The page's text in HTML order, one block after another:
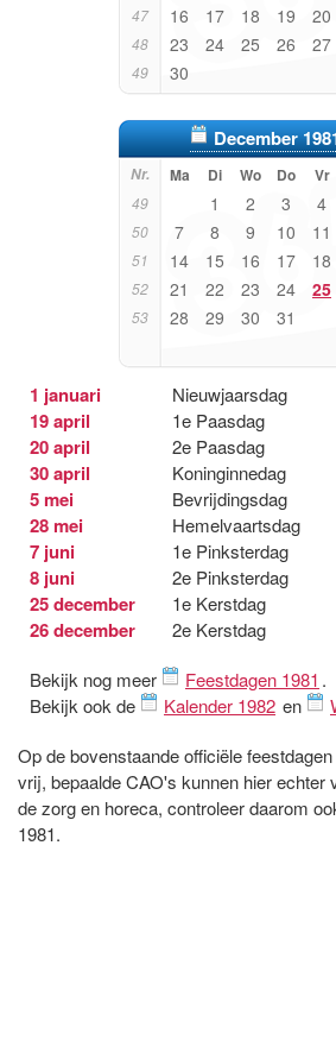
47 16 17 18 19 20
48 23 24 25 26 27
49 30
December
Nr. Ma Di Wo Do Vr
49 1 2 3 4
50 7 8 9 10 11
51 14 15 16 17 18
52 21 22 23 24 25
53 28 29 30 31
1 januari Nieuwjaarsdag
19 april 1e Paasdag
20 april 2e Paasdag
30 april Koninginnedag
5 mei Bevrijdingsdag
28 mei Hemelvaartsdag
7 juni 1e Pinksterdag
8 juni 2e Pinksterdag
25 december 1e Kerstdag
26 december
2e Kerstdag
Bekijk nog meer
Feestdagen 1981 .
Bekijk ook de
Kalender 1982 en
Op de bovenstaande officiële
vrij, bepaalde CAO's kunnen hier echter
de zorg en horeca, controleer daarom
1981.